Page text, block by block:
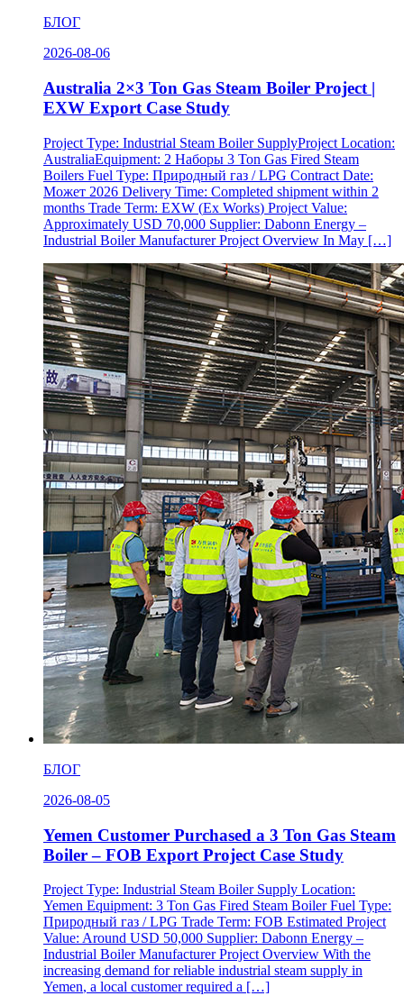
БЛОГ
2026-08-06
Australia 2×3 Ton Gas Steam Boiler Project |
EXW Export Case Study
Project Type: Industrial Steam Boiler SupplyProject Location:
AustraliaEquipment: 2 Наборы 3 Ton Gas Fired Steam
Boilers Fuel Type: Природный газ /LPG Contract Date:
Может 2026 Delivery Time: Completed shipment within 2
months Trade Term: EXW (Ex Works) Project Value:
Approximately USD 70,000 Supplier: Dabonn Energy –
Industrial Boiler Manufacturer Project Overview In May […]
БЛОГ
2026-08-05
Yemen Customer Purchased a 3 Ton Gas Steam
Boiler – FOB Export Project Case Study
Project Type: Industrial Steam Boiler Supply Location:
Yemen Equipment: 3 Ton Gas Fired Steam Boiler Fuel Type:
Природный газ /LPG Trade Term: FOB Estimated Project
Value: Around USD 50,000 Supplier: Dabonn Energy –
Industrial Boiler Manufacturer Project Overview With the
increasing demand for reliable industrial steam supply in
Yemen, a local customer required a […]